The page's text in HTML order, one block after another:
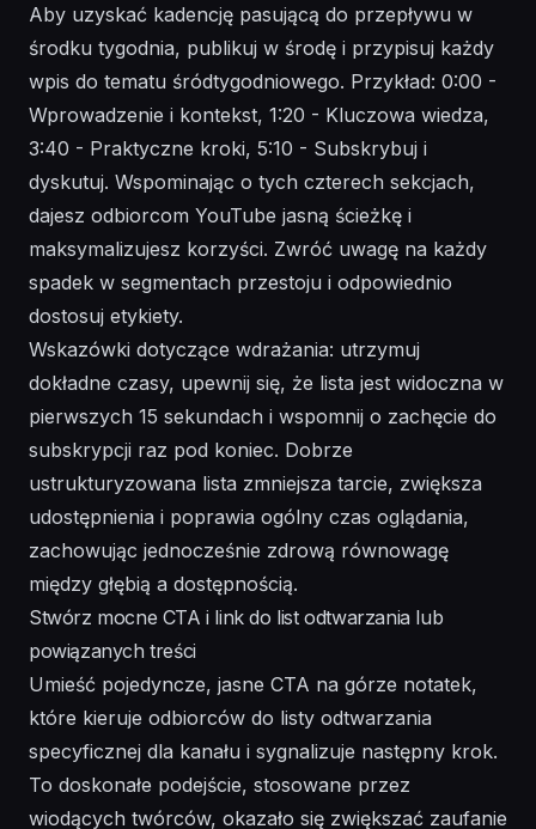
Aby uzyskać kadencję pasującą do przepływu w
środku tygodnia, publikuj w środę i przypisuj każdy
wpis do tematu śródtygodniowego. Przykład: 0:00 -
Wprowadzenie i kontekst, 1:20 - Kluczowa wiedza,
3:40 - Praktyczne kroki, 5:10 - Subskrybuj i
dyskutuj. Wspominając o tych czterech sekcjach,
dajesz odbiorcom YouTube jasną ścieżkę i
maksymalizujesz korzyści. Zwróć uwagę na każdy
spadek w segmentach przestoju i odpowiednio
dostosuj etykiety.
Wskazówki dotyczące wdrażania: utrzymuj
dokładne czasy, upewnij się, że lista jest widoczna w
pierwszych 15 sekundach i wspomnij o zachęcie do
subskrypcji raz pod koniec. Dobrze
ustrukturyzowana lista zmniejsza tarcie, zwiększa
udostępnienia i poprawia ogólny czas oglądania,
zachowując jednocześnie zdrową równowagę
między głębią a dostępnością.
Stwórz mocne CTA i link do list odtwarzania lub
powiązanych treści
Umieść pojedyncze, jasne CTA na górze notatek,
które kieruje odbiorców do listy odtwarzania
specyficznej dla kanału i sygnalizuje następny krok.
To doskonałe podejście, stosowane przez
wiodących twórców, okazało się zwiększać zaufanie